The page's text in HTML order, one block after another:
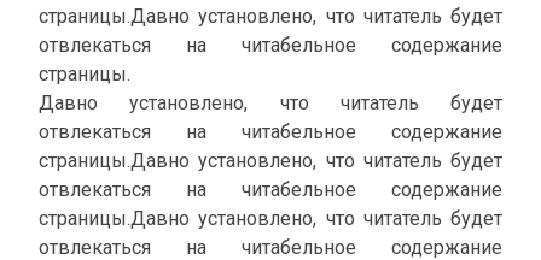
страницы.Давно установлено, что читатель будет
отвлекаться на читабельное содержание
страницы.
Давно установлено, что читатель будет
отвлекаться на читабельное содержание
страницы.Давно установлено, что читатель будет
отвлекаться на читабельное содержание
страницы.Давно установлено, что читатель будет
отвлекаться на читабельное содержание